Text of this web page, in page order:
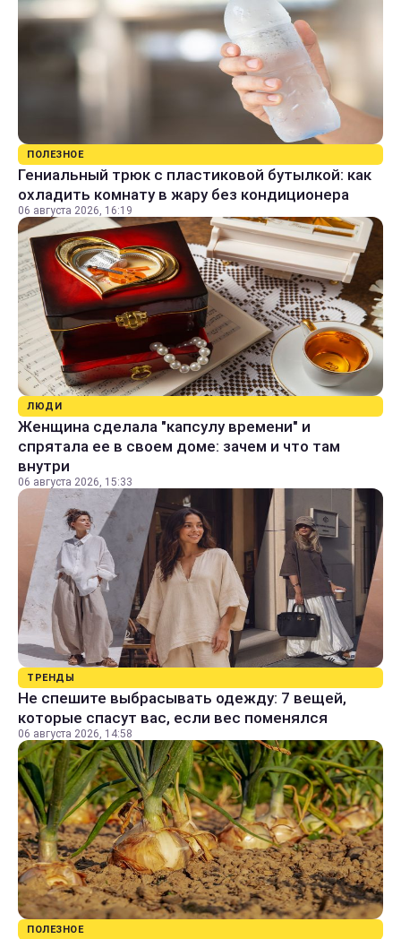
ПОЛЕЗНОЕ
Гениальный трюк с пластиковой бутылкой: как
охладить комнату в жару без кондиционера
06 августа 2026, 16:19
ЛЮДИ
Женщина сделала "капсулу времени" и
спрятала ее в своем доме: зачем и что там
внутри
06 августа 2026, 15:33
ТРЕНДЫ
Не спешите выбрасывать одежду: 7 вещей,
которые спасут вас, если вес поменялся
06 августа 2026, 14:58
ПОЛЕЗНОЕ